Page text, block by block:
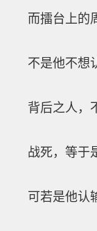
而擂台上的
不是他不想认
背后之人，不
战死，等于是
可若是他认输